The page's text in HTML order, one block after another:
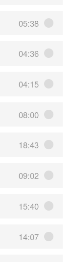
05:38
04:36
04:15
08:00
18:43
09:02
15:40
14:07